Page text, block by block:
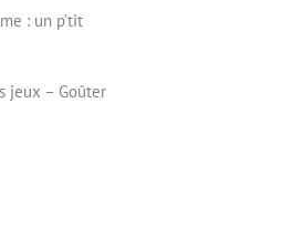
: un p’tit
jeux – Goûter